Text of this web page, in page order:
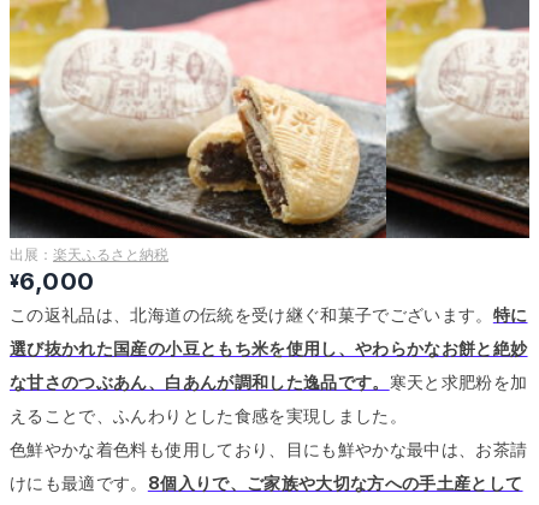
出展： 楽天ふるさと納税
¥6,000
この返礼品は、北海道の伝統を受け継ぐ和菓子でございます。 特に
選び抜かれた国産の小豆ともち米を使用し、やわらかなお餅と絶妙
な甘さのつぶあん、白あんが調和した逸品です。 寒天と求肥粉を加
えることで、ふんわりとした食感を実現しました。
色鮮やかな着色料も使用しており、目にも鮮やかな最中は、お茶請
けにも最適です。 8個入りで、ご家族や大切な方への手土産として